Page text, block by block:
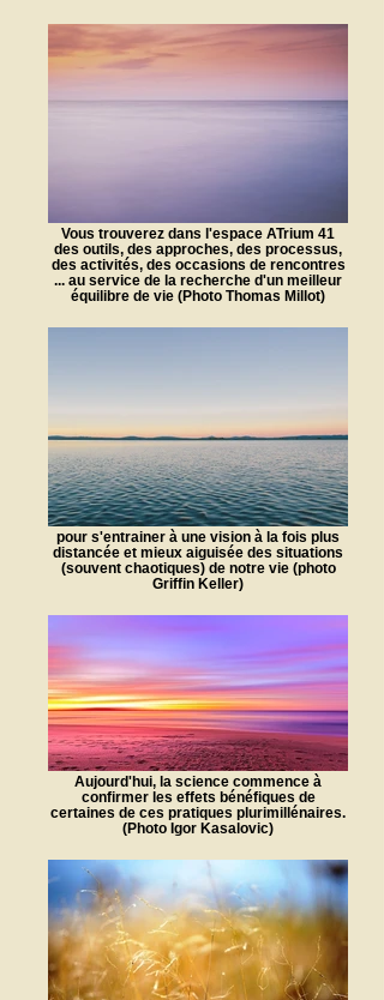
Vous trouverez dans l'espace ATrium 41
des outils, des approches, des processus,
des activités, des occasions de rencontres
... au service de la recherche d'un meilleur
équilibre de vie (Photo Thomas Millot)
pour s'entrainer à une vision à la fois plus
distancée et mieux aiguisée des situations
(souvent chaotiques) de notre vie (photo
Griffin Keller)
Aujourd'hui, la science commence à
confirmer les effets bénéfiques de
certaines de ces pratiques plurimillénaires.
(Photo Igor Kasalovic)